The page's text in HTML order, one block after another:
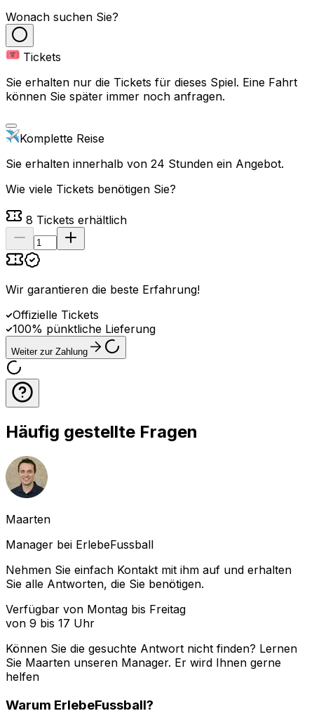
Wonach suchen Sie?
Tickets
Sie erhalten nur die Tickets für dieses Spiel. Eine Fahrt
können Sie später immer noch anfragen.
Komplette Reise
Sie erhalten innerhalb von 24 Stunden ein Angebot.
Wie viele Tickets benötigen Sie?
8 Tickets erhältlich
Wir garantieren die beste Erfahrung!
Offizielle Tickets
100% pünktliche Lieferung
Weiter zur Zahlung
Häufig gestellte Fragen
Maarten
Manager bei ErlebeFussball
Nehmen Sie einfach Kontakt mit ihm auf und erhalten
Sie alle Antworten, die Sie benötigen.
Verfügbar von Montag bis Freitag
von 9 bis 17 Uhr
Können Sie die gesuchte Antwort nicht finden? Lernen
Sie Maarten unseren Manager. Er wird Ihnen gerne
helfen
Warum ErlebeFussball?